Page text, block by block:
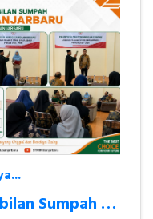
Pelantikan dan Pengambilan Sumpah Jabatan Pejabat STMIK Banjarbaru Ber